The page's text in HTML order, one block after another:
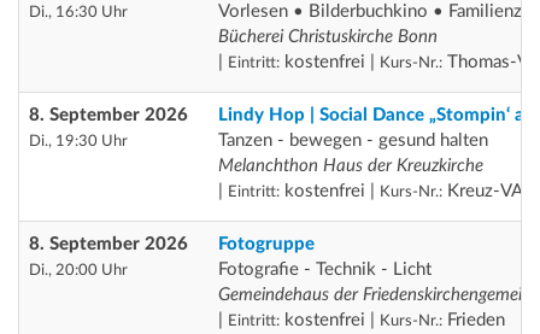
Di., 16:30 Uhr
Vorlesen • Bilderbuchkino •
Bücherei Christuskirche Bonn
Eintritt: kostenfrei | Kurs-Nr.: Thomas-VA
8. September 2026
Di., 19:30 Uhr
Lindy Hop | Social Dance „Stompin‘ at
Tanzen - bewegen - gesund halten
Melanchthon Haus der Kreuzkirche
Eintritt: kostenfrei | Kurs-Nr.: Kreuz-VA
8. September 2026
Di., 20:00 Uhr
Fotogruppe
Fotografie - Technik - Licht
Gemeindehaus der
Eintritt: kostenfrei | Kurs-Nr.: Frieden